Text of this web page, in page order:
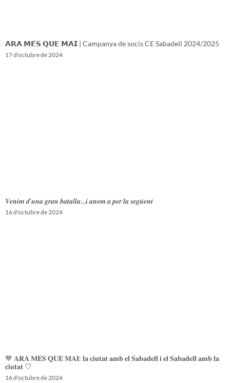
𝗔𝗥𝗔 𝗠𝗘́𝗦 𝗤𝗨𝗘 𝗠𝗔𝗜 | Campanya de socis CE Sabadell 2024/2025
17 d'octubre de 2024
𝑽𝒆𝒏𝒊𝒎 𝒅’𝒖𝒏𝒂 𝒈𝒓𝒂𝒏 𝒃𝒂𝒕𝒂𝒍𝒍𝒂…𝒊 𝒂𝒏𝒆𝒎 𝒂 𝒑𝒆𝒓 𝒍𝒂 𝒔𝒆𝒈𝒖̈𝒆𝒏𝒕
16 d'octubre de 2024
💙 𝐀𝐑𝐀 𝐌𝐄́𝐒 𝐐𝐔𝐄 𝐌𝐀𝐈: 𝐥𝐚 𝐜𝐢𝐮𝐭𝐚𝐭 𝐚𝐦𝐛 𝐞𝐥 𝐒𝐚𝐛𝐚𝐝𝐞𝐥𝐥 𝐢 𝐞𝐥 𝐒𝐚𝐛𝐚𝐝𝐞𝐥𝐥 𝐚𝐦𝐛 𝐥𝐚
𝐜𝐢𝐮𝐭𝐚𝐭 🤍
16 d'octubre de 2024